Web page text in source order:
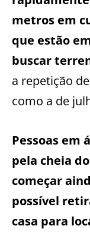
metros em
que estão
buscar
a repetição
como a de
Pessoas em
pela cheia
começar
possível
casa para